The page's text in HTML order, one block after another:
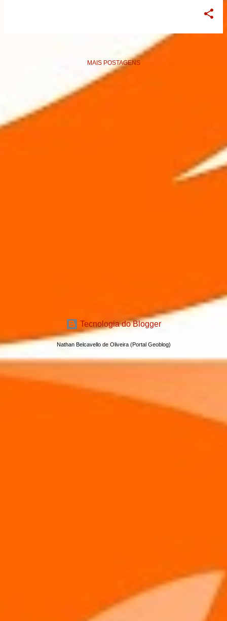
MAIS POSTAGENS
Tecnologia do Blogger
Nathan Belcavello de Oliveira (Portal Geoblog)